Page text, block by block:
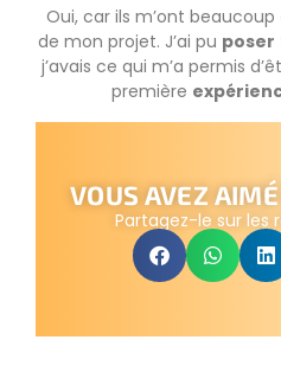
Oui, car ils m’ont beaucoup
de mon projet. J’ai pu poser
j’avais ce qui m’a permis
première
VOUS AVEZ
Partagez-le sur les